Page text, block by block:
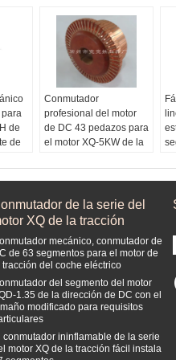
para
de
de
Cobre
la
Conmutador
profesional del motor
de DC 43 pedazos para
el motor XQ-5KW de la
El nombre del:
de la C.C.
materia prima:Cobre
electrolítico
Material.2: Hoja de la
mica
condensación del
filamento de cristal
de la serie del
XQ de la tracción
mecánico, conmutador de
de 63 segmentos para el motor de
tracción del coche eléctrico
del segmento del motor
1.35 de la dirección de DC con el
modificado para requisitos
conmutador ininflamable de la serie
motor XQ de la tracción fácil instala